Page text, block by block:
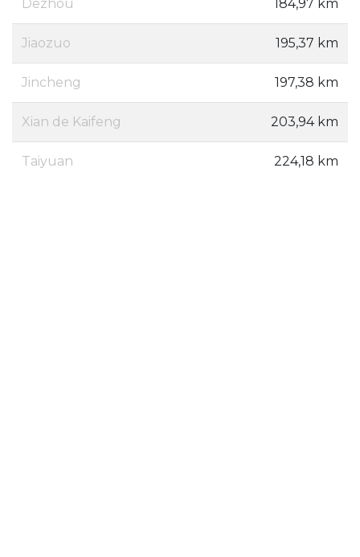
Dezhou 184,97 km
Jiaozuo 195,37 km
Jincheng 197,38 km
Xian de Kaifeng 203,94 km
Taiyuan 224,18 km